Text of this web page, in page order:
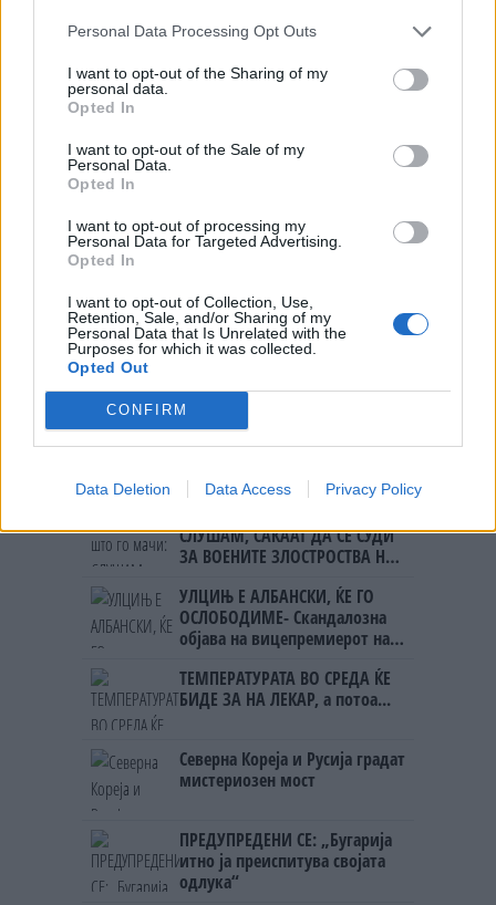
Personal Data Processing Opt Outs
I want to opt-out of the Sharing of my
personal data.
Opted In
I want to opt-out of the Sale of my
Personal Data.
Opted In
I want to opt-out of processing my
Personal Data for Targeted Advertising.
Opted In
I want to opt-out of Collection, Use,
Retention, Sale, and/or Sharing of my
Personal Data that Is Unrelated with the
Purposes for which it was collected.
Opted Out
CONFIRM
Data Deletion Data Access Privacy Policy
Неверојатно: Еве колкава плата
со четири бомби!“
НАЈЧИТАНИ ВО ПОСЛЕДНИ 7 ДЕНА
СЕ СПРЕМА МЕТЕОРОЛОШКИ
ИСТОРИСКО ОБЕДИНУВАЊЕ НА
МАКЕДОНЦИТЕ ВО СРБИЈА:
ФОРМИРАН МАКЕДОНСКИОТ
НАЦИОНАЛЕН СОЈУЗ
СЛУШАМ, САКААТ ДА СЕ СУДИ
ЗА ВОЕНИТЕ ЗЛОСТРОСТВА НА
УЛЦИЊ Е АЛБАНСКИ, ЌЕ ГО
ОСЛОБОДИМЕ- Скандалозна
објава на вицепремиерот на
ТЕМПЕРАТУРАТА ВО СРЕДА ЌЕ
БИДЕ ЗА НА ЛЕКАР, а потоа...
Северна Кореја и Русија градат
мистериозен мост
ПРЕДУПРЕДЕНИ СЕ: „Бугарија
итно ја преиспитува својата
одлука“